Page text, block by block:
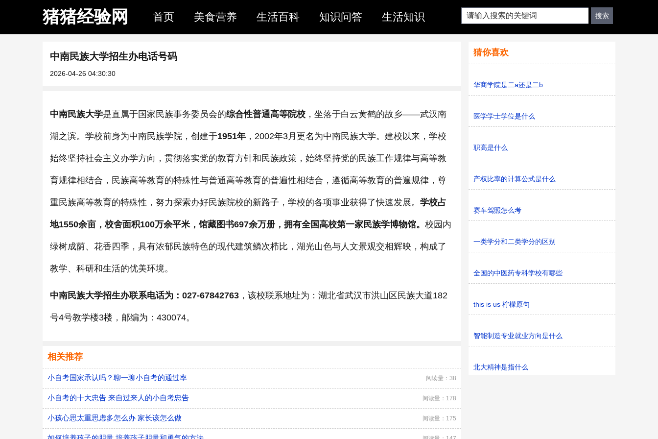
猪猪经验网 首页 美食营养 生活百科 知识问答 生活知识
中南民族大学招生办电话号码
2026-04-26 04:30:30
中南民族大学是直属于国家民族事务委员会的综合性普通高等院校 ，坐落于白云黄鹤的故乡——武汉南
湖之滨。学校前身为中南民族学院，创建于1951年 ，2002年3月更名为中南民族大学。建校以来，学校
始终坚持社会主义办学方向，贯彻落实党的教育方针和民族政策，始终坚持党的民族工作规律与高等教
育规律相结合，民族高等教育的特殊性与普通高等教育的普遍性相结合，遵循高等教育的普遍规律，尊
重民族高等教育的特殊性，努力探索办好民族院校的新路子，学校的各项事业获得了快速发展。 学校占
地1550余亩，校舍面积100万余平米，馆藏图书697余万册，拥有全国高校第一家民族学博物馆。 校园内
绿树成荫、花香四季，具有浓郁民族特色的现代建筑鳞次栉比，湖光山色与人文景观交相辉映，构成了
教学、科研和生活的优美环境。
中南民族大学招生办联系电话为：027-67842763 ，该校联系地址为：湖北省武汉市洪山区民族大道182
号4号教学楼3楼，邮编为：430074。
相关推荐
小自考国家承认吗？聊一聊小自考的通过率 阅读量：38
小自考的十大忠告 来自过来人的小自考忠告 阅读量：178
小孩心思太重思虑多怎么办 家长该怎么做 阅读量：175
猜你喜欢
华商学院是二a还是二b
医学学士学位是什么
职高是什么
产权比率的计算公式是什么
赛车驾照怎么考
一类学分和二类学分的区别
全国的中医药专科学校有哪些
this is us 柠檬原句
智能制造专业就业方向是什么
北大精神是指什么